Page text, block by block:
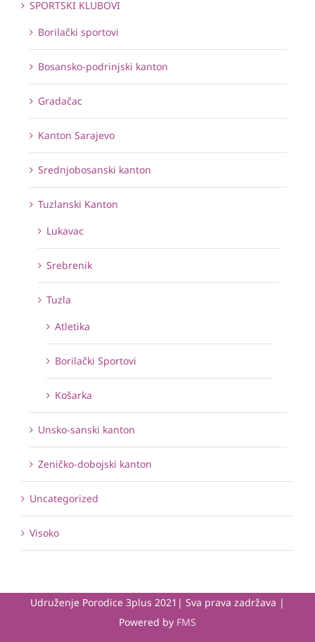
SPORTSKI KLUBOVI
Borilački sportovi
Bosansko-podrinjski kanton
Gradačac
Kanton Sarajevo
Srednjobosanski kanton
Tuzlanski Kanton
Lukavac
Srebrenik
Tuzla
Atletika
Borilački Sportovi
Košarka
Unsko-sanski kanton
Zeničko-dobojski kanton
Uncategorized
Visoko
Udruženje Porodice 3plus 2021| Sva prava zadržava |
Powered by FMS